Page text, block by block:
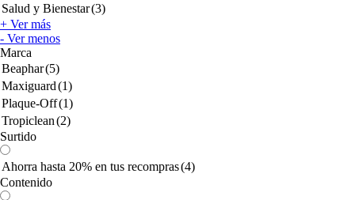
Salud y Bienestar(3)
+ Ver más
- Ver menos
Marca
Beaphar(5)
Maxiguard(1)
Plaque-Off(1)
Tropiclean(2)
Surtido
Ahorra hasta 20% en tus recompras(4)
Contenido